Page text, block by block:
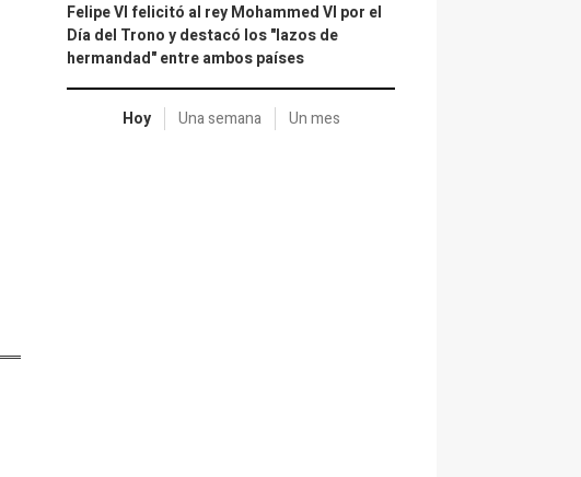
Felipe VI felicitó al rey Mohammed VI por el
Día del Trono y destacó los "lazos de
hermandad" entre ambos países
Hoy Una semana Un mes